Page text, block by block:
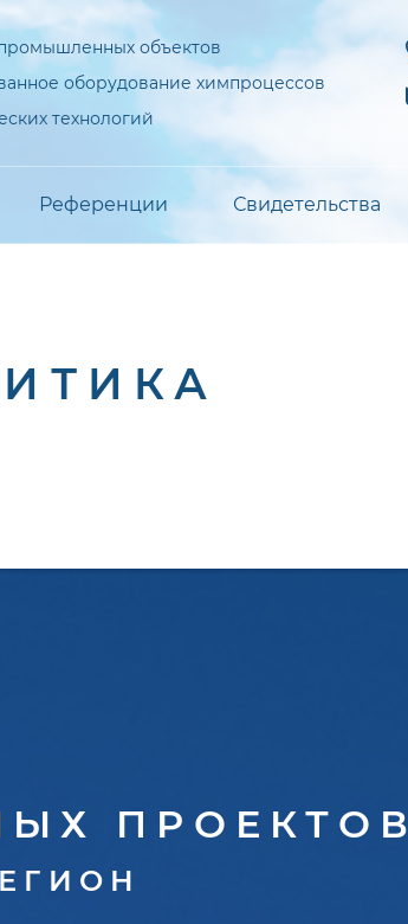
объектов
оборудование химпроцессов
технологий
Референции Свидетельства
ПРОЕКТОВ